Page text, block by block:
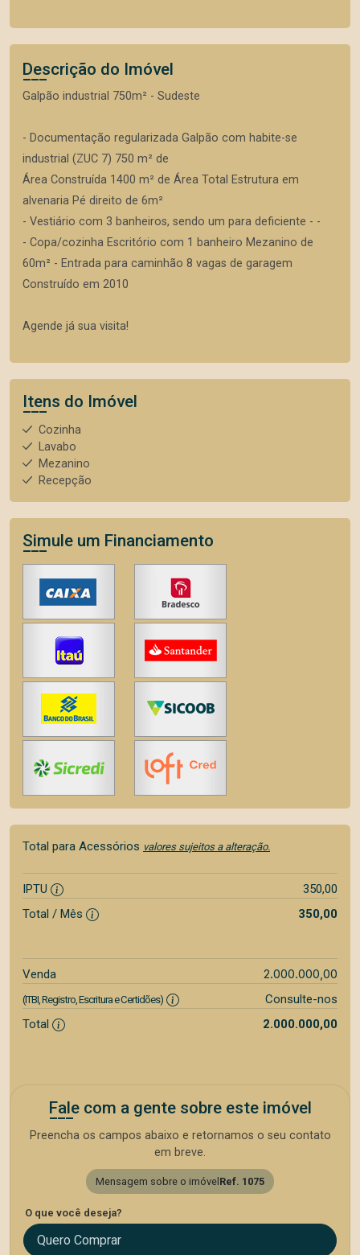
Descrição do Imóvel
Galpão industrial 750m² - Sudeste
- Documentação regularizada Galpão com habite-se
industrial (ZUC 7) 750 m² de
Área Construída 1400 m² de Área Total Estrutura em
alvenaria Pé direito de 6m²
- Vestiário com 3 banheiros, sendo um para deficiente - -
- Copa/cozinha Escritório com 1 banheiro Mezanino de
60m² - Entrada para caminhão 8 vagas de garagem
Construído em 2010
Agende já sua visita!
Itens do Imóvel
Cozinha
Lavabo
Mezanino
Recepção
Simule um Financiamento
Total para Acessórios valores sujeitos a alteração.
IPTU
350,00
Total / Mês
350,00
Venda 2.000.000,00
(ITBI, Registro, Escritura e Certidões)
Consulte-nos
Total
2.000.000,00
Fale com a gente sobre este imóvel
Preencha os campos abaixo e retornamos o seu contato
em breve.
Mensagem sobre o imóvelRef. 1075
O que você deseja?
Quero Comprar